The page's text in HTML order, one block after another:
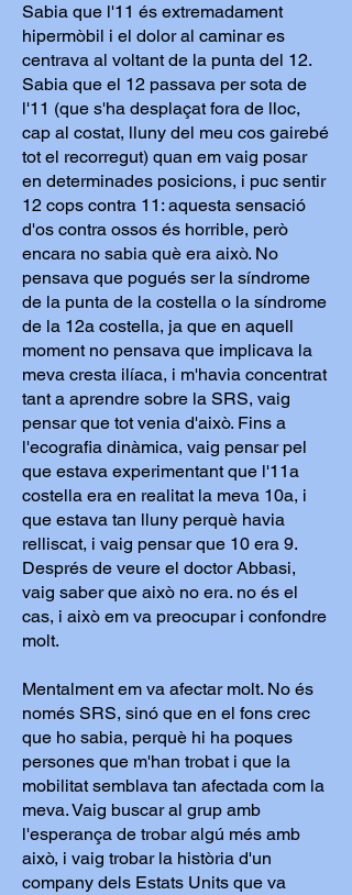
Sabia que l'11 és extremadament
hipermòbil i el dolor al caminar es
centrava al voltant de la punta del 12.
Sabia que el 12 passava per sota de
l'11 (que s'ha desplaçat fora de lloc,
cap al costat, lluny del meu cos gairebé
tot el recorregut) quan em vaig posar
en determinades posicions, i puc sentir
12 cops contra 11: aquesta sensació
d'os contra ossos és horrible, però
encara no sabia què era això. No
pensava que pogués ser la síndrome
de la punta de la costella o la síndrome
de la 12a costella, ja que en aquell
moment no pensava que implicava la
meva cresta ilíaca, i m'havia concentrat
tant a aprendre sobre la SRS, vaig
pensar que tot venia d'això. Fins a
l'ecografia dinàmica, vaig pensar pel
que estava experimentant que l'11a
costella era en realitat la meva 10a, i
que estava tan lluny perquè havia
relliscat, i vaig pensar que 10 era 9.
Després de veure el doctor Abbasi,
vaig saber que això no era. no és el
cas, i això em va preocupar i confondre
molt.
Mentalment em va afectar molt. No és
només SRS, sinó que en el fons crec
que ho sabia, perquè hi ha poques
persones que m'han trobat i que la
mobilitat semblava tan afectada com la
meva. Vaig buscar al grup amb
l'esperança de trobar algú més amb
això, i vaig trobar la història d'un
company dels Estats Units que va